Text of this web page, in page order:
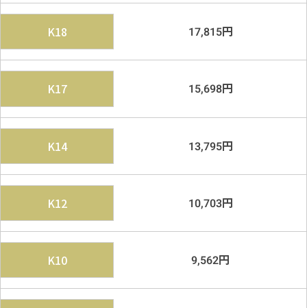
K18 17,815円
K17 15,698円
K14 13,795円
K12 10,703円
K10 9,562円